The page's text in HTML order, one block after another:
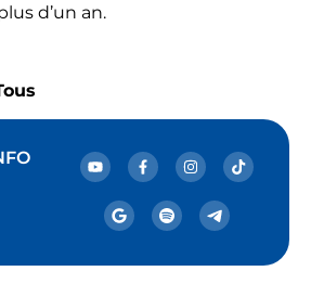
d’un an.